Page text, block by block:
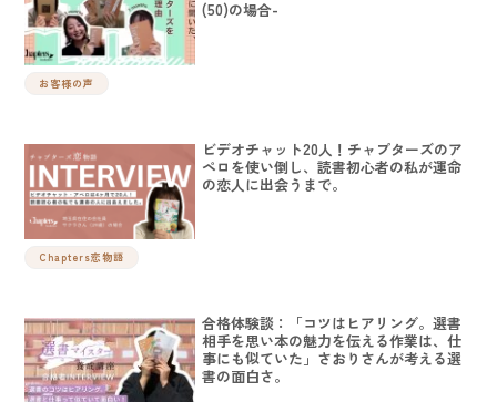
お客様の声
(50)の場合-
Chapters恋物語
ビデオチャット20人！チャプターズのア
ペロを使い倒し、読書初心者の私が運命
の恋人に出会うまで。
合格体験談：「コツはヒアリング。選書
相手を思い本の魅力を伝える作業は、仕
事にも似ていた」さおりさんが考える選
書の面白さ。